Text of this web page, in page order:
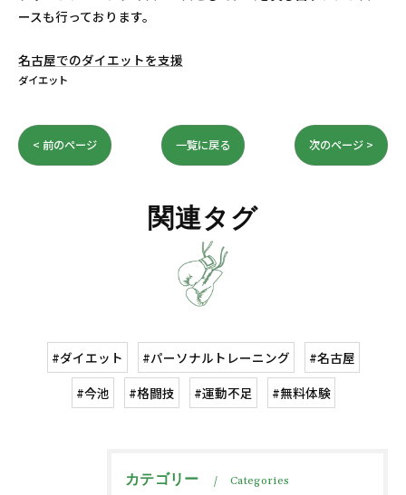
ースも行っております。
名古屋でのダイエットを支援
ダイエット
< 前のページ 一覧に戻る 次のページ >
関連タグ
#ダイエット #パーソナルトレーニング
#名古屋
#今池
#格闘技 #運動不足 #無料体験
カテゴリー Categories